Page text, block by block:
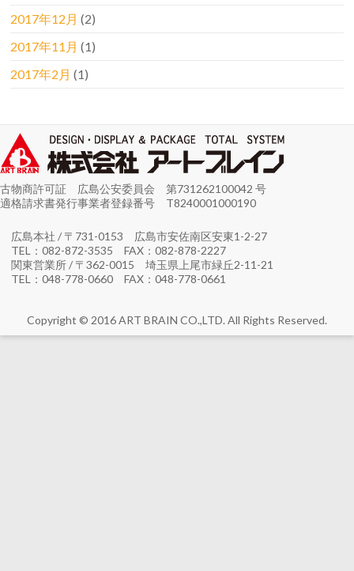
2017年12月 (2)
2017年11月 (1)
2017年2月 (1)
古物商許可証 広島公安委員会 第731262100042 号
適格請求書発行事業者登録番号 T8240001000190
広島本社 / 〒731-0153 広島市安佐南区安東1-2-27
TEL：082-872-3535 FAX：082-878-2227
関東営業所 / 〒362-0015 埼玉県上尾市緑丘2-11-21
TEL：048-778-0660 FAX：048-778-0661
Copyright © 2016 ART BRAIN CO.,LTD. All Rights Reserved.